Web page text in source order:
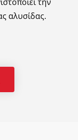
την
αλυσίδας.